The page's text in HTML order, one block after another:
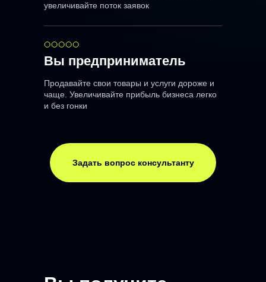
увеличивайте поток заявок
Задать вопрос консультанту
Вы предприниматель
Продавайте свои товары и услуги дороже и
чаще. Увеличивайте прибыль бизнеса легко
и без гонки